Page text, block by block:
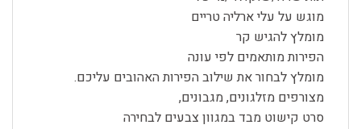
מוגש על עלי ארליה טריים
מומלץ להגיש קר
הפירות מותאמים לפי עונה
מומלץ לבחור את שילוב הפירות האהובים עליכם.
מצורפים מזלגונים, מגבונים,
סרט קישוט מבד במגוון צבעים לבחירה